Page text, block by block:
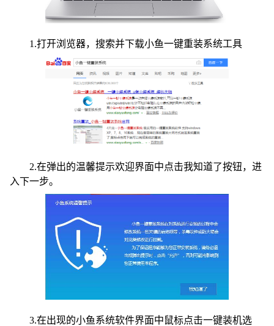
1.打开浏览器，搜索并下载小鱼一键重装系统工具
2.在弹出的温馨提示欢迎界面中点击我知道了按钮，进
入下一步。
3.在出现的小鱼系统软件界面中鼠标点击一键装机选